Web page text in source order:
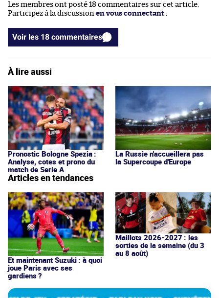
Les membres ont posté 18 commentaires sur cet article.
Participez à la discussion en vous connectant
Voir les 18 commentaires
À lire aussi
Pronostic Bologne Spezia :
Analyse, cotes et prono du
match de Serie A
La Russie n'accueillera pas
la Supercoupe d'Europe
Articles en tendances
Et maintenant Suzuki : à quoi
joue Paris avec ses
gardiens ?
Maillots 2026-2027 : les
sorties de la semaine (du 3
au 8 août)